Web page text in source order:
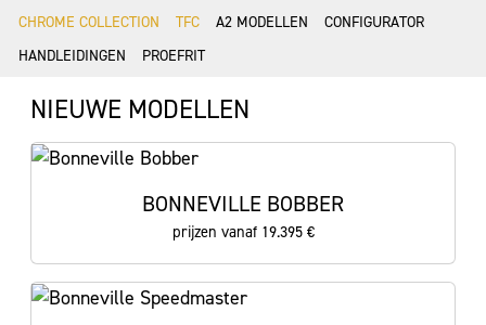
CHROME COLLECTION
TFC A2 MODELLEN
CONFIGURATOR
HANDLEIDINGEN
PROEFRIT
NIEUWE MODELLEN
BONNEVILLE BOBBER
prijzen vanaf 19.395 €